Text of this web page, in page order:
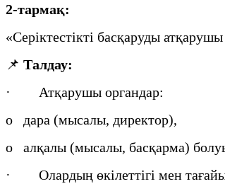
2-тармақ:
«Серіктестікті басқаруды
📌 Талдау:
· Атқарушы органдар:
o дара (мысалы, директор),
o алқалы (мысалы, басқарма)
· Олардың өкілеттігі мен